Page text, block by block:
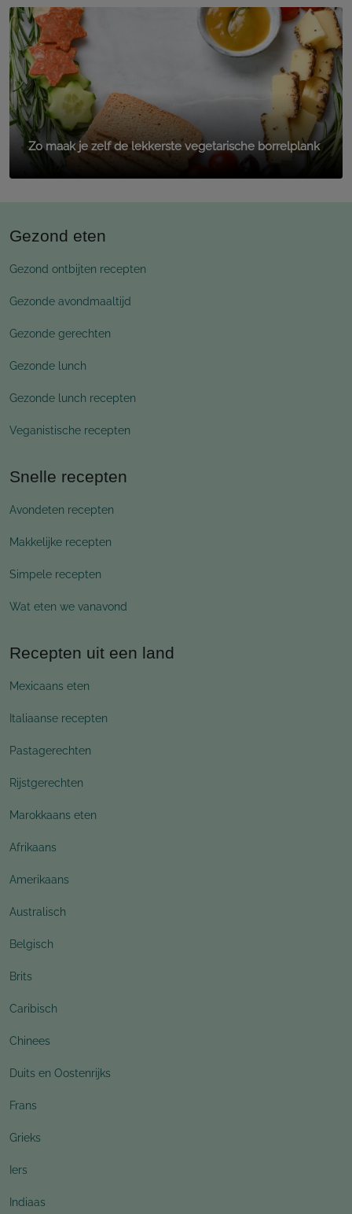
Zo maak je zelf de lekkerste vegetarische borrelplank
Gezond eten
Gezond ontbijten recepten
Gezonde avondmaaltijd
Gezonde gerechten
Gezonde lunch
Gezonde lunch recepten
Veganistische recepten
Snelle recepten
Avondeten recepten
Makkelijke recepten
Simpele recepten
Wat eten we vanavond
Recepten uit een land
Mexicaans eten
Italiaanse recepten
Pastagerechten
Rijstgerechten
Marokkaans eten
Afrikaans
Amerikaans
Australisch
Belgisch
Brits
Caribisch
Chinees
Duits en Oostenrijks
Frans
Grieks
Iers
Indiaas